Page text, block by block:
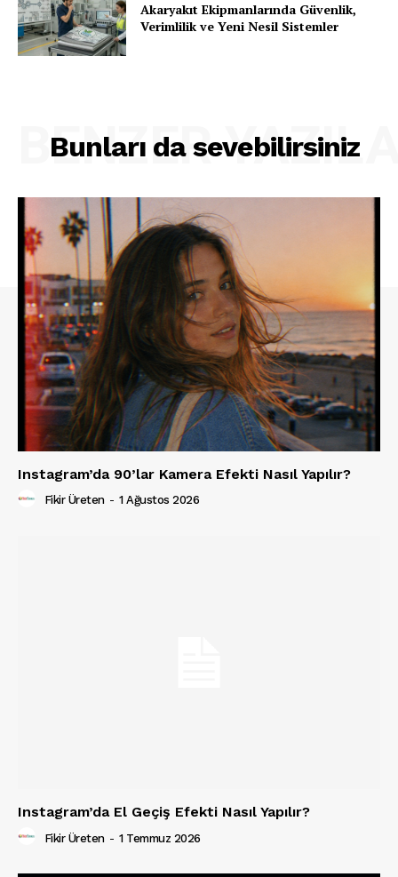
Akaryakıt Ekipmanlarında Güvenlik,
Verimlilik ve Yeni Nesil Sistemler
Bunları da sevebilirsiniz
BENZER
Instagram’da 90’lar Kamera Efekti Nasıl Yapılır?
Fikir Üreten - 1 Ağustos 2026
Instagram’da El Geçiş Efekti Nasıl Yapılır?
Fikir Üreten - 1 Temmuz 2026